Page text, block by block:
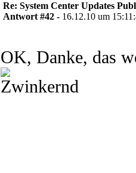
Re: System Center Updates
Antwort #42 - 16.12.10 um
OK, Danke, das